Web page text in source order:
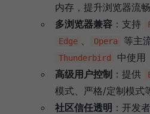
内存，提升浏览器流
多浏览器兼容 ：支持
Edge Opera 等主
Thunderbird
中使用
高级用户控制 ：提供
模式、严格/定制模式
社区信任透明 ：开发